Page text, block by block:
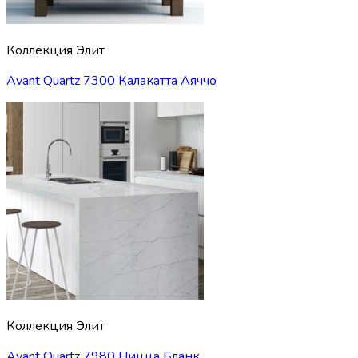
Коллекция Элит
Avant Quartz 7300 Калакатта Аяччо
Коллекция Элит